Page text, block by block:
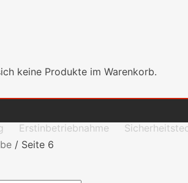
keine Produkte im Warenkorb.
Erstinbetriebnahme
/ Seite 6